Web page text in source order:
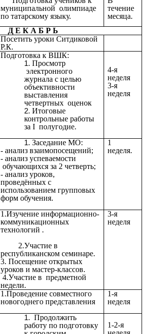
муниципальной олимпиаде
по татарскому языку.
течение
месяца.
Д Е К А Б Р Ь
Посетить уроки Ситдиковой
Р.К.
Подготовка к ВШК:
Просмотр
электронного
журнала с целью
объективности
выставления
четвертных оценок
Итоговые
контрольные работы
за I полугодие.
4-я
неделя
3-я
неделя
Заседание МО:
- анализ взаимопосещений;
- анализ успеваемости
обучающихся за 2 четверть;
- анализ уроков,
проведённых с
использованием групповых
форм обучения.
1
неделя.
1.Изучение информационно-
коммуникационных
технологий .
2.Участие в
республиканском семинаре.
3. Посещение открытых
уроков и мастер-классов.
4.Участие в предметной
недели.
3-я
неделя
1.Проведение совместного
новогоднего представления
1-я
неделя
Продолжить
работу по подготовку
1-2-я